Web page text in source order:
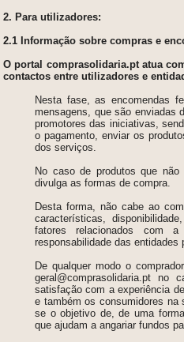
2. Para utilizadores:
2.1 Informação sobre compras e
O portal comprasolidaria.pt atua
contactos entre utilizadores e
Nesta fase, as encomendas
mensagens, que são enviadas
promotores das iniciativas,
o pagamento, enviar os
dos serviços.
No caso de produtos que
divulga as formas de compra.
Desta forma, não cabe ao
características,
fatores relacionados com
responsabilidade das
De qualquer modo o
geral@comprasolidaria.pt
satisfação com a experiência
e também os consumidores na
se o objetivo de, de uma
que ajudam a angariar fundos